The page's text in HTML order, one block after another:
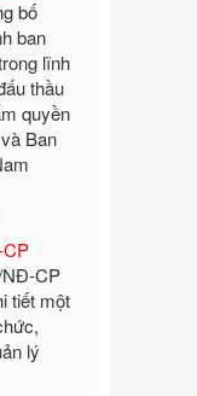
quyền
Ban
CP
một
lý
CP